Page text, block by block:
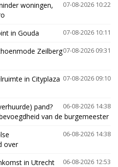
07-08-2026 10:22
woningen,
07-08-2026 10:11
in Gouda
07-08-2026 09:31
Zeilberg
07-08-2026 09:10
in Cityplaza
06-08-2026 14:38
pand?
van de burgemeester
06-08-2026 14:38
over
06-08-2026 12:53
in Utrecht